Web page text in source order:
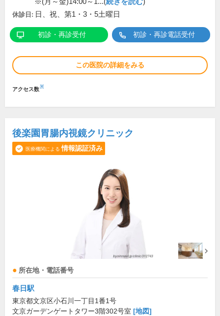
休診日: 日、祝、第1・3・5土曜日
初診・再診受付 初診・再診電話受付
この医院の詳細をみる
アクセス数※
後楽園胃腸内視鏡クリニック
医療機関による 情報認証済み
所在地・電話番号
春日駅
東京都文京区小石川一丁目1番1号
文京ガーデンゲートタワー3階302号室 [地図]